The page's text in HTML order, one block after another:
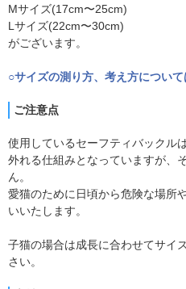
Mサイズ(17cm〜25cm)
Lサイズ(22cm〜30cm)
がございます。
○サイズの測り方、考え方について
ご注意点
使用しているセーフティバックル
外れる仕組みとなっていますが、
ん。
愛猫のために日頃から危険な場所
いいたします。
子猫の場合は成長に合わせてサイ
さい。